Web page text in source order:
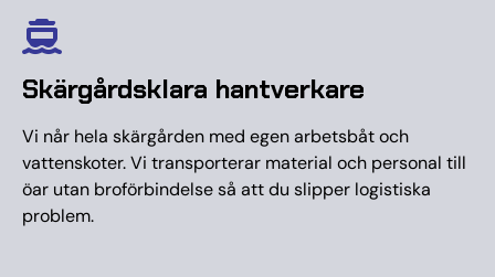
Skärgårdsklara hantverkare
Vi når hela skärgården med egen arbetsbåt och
vattenskoter. Vi transporterar material och personal till
öar utan broförbindelse så att du slipper logistiska
problem.